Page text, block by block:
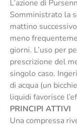
L’azione di
Somministrato la
mattino
meno
giorni. L’uso per
prescrizione del
singolo caso.
di acqua (un
liquidi favorisce
PRINCIPI ATTIVI
Una compressa